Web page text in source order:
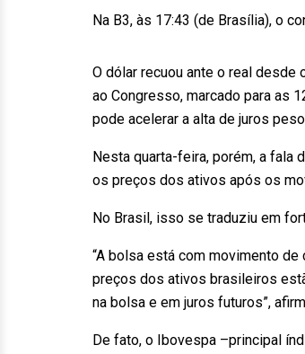
Na B3, às 17:43 (de Brasília), o
O dólar recuou ante o real
ao Congresso, marcado para as
pode acelerar a alta de juros
Nesta quarta-feira, porém, a fala
os preços dos ativos após os
No Brasil, isso se traduziu em
“A bolsa está com movimento
preços dos ativos brasileiros
na bolsa e em juros futuros”,
De fato, o Ibovespa –principal